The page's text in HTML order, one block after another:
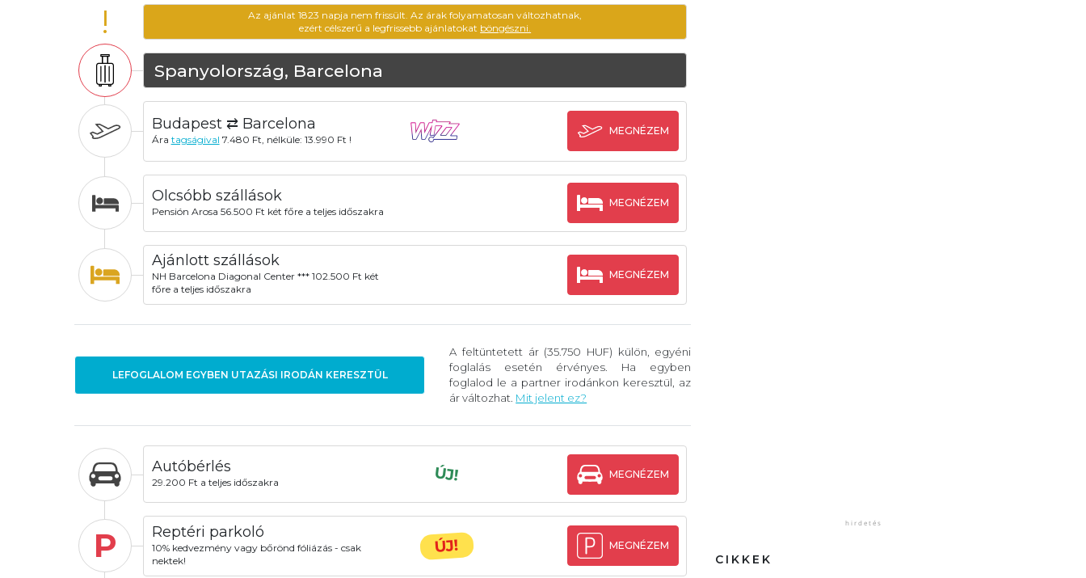
!
Az ajánlat 1823 napja nem frissült. Az árak folyamatosan változhatnak,
ezért célszerű a legfrissebb ajánlatokat böngészni.
Spanyolország, Barcelona
Budapest ⇄ Barcelona
Ára tagságival 7.480 Ft, nélküle: 13.990 Ft !
MEGNÉZEM
Olcsóbb szállások
Pensión Arosa 56.500 Ft két főre a teljes időszakra
MEGNÉZEM
Ajánlott szállások
NH Barcelona Diagonal Center *** 102.500 Ft két
főre a teljes időszakra
MEGNÉZEM
LEFOGLALOM EGYBEN UTAZÁSI IRODÁN KERESZTÜL
A feltüntetett ár (35.750 HUF) külön, egyéni
foglalás esetén érvényes. Ha egyben
foglalod le a partner irodánkon keresztül, az
ár változhat. Mit jelent ez?
Autóbérlés
29.200 Ft a teljes időszakra ÚJ! MEGNÉZEM
P Reptéri parkoló
10% kedvezmény vagy bőrönd fóliázás - csak
nektek!
ÚJ! MEGNÉZEM
CIKKEK